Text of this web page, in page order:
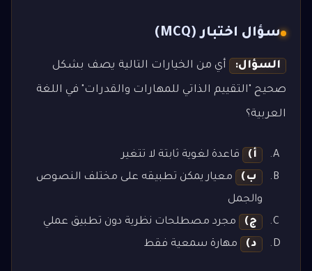
سؤال اختبار (MCQ)
السؤال: أي من الخيارات التالية يصف بشكل
صحيح "التقييم الذاتي للمهارات والقدرات" في اللغة
العربية؟
أ)
قاعدة لغوية ثابتة لا تتغير
ب)
معيار يمكن تطبيقه على مختلف النصوص
والجمل
ج)
مجرد مصطلحات نظرية دون تطبيق عملي
د)
مهارة سمعية فقط